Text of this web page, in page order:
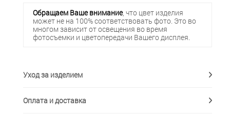
Обращаем Ваше внимание, что цвет изделия
может не на 100% соответствовать фото. Это во
многом зависит от освещения во время
фотосъемки и цветопередачи Вашего дисплея.
Уход за изделием
Оплата и доставка